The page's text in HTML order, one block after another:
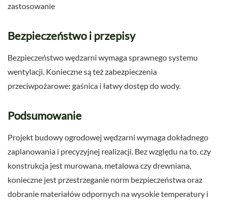
zastosowanie
Bezpieczeństwo i przepisy
Bezpieczeństwo wędzarni wymaga sprawnego systemu
wentylacji. Konieczne są też zabezpieczenia
przeciwpożarowe: gaśnica i łatwy dostęp do wody.
Podsumowanie
Projekt budowy ogrodowej wędzarni wymaga dokładnego
zaplanowania i precyzyjnej realizacji. Bez względu na to, czy
konstrukcja jest murowana, metalowa czy drewniana,
konieczne jest przestrzeganie norm bezpieczeństwa oraz
dobranie materiałów odpornych na wysokie temperatury i